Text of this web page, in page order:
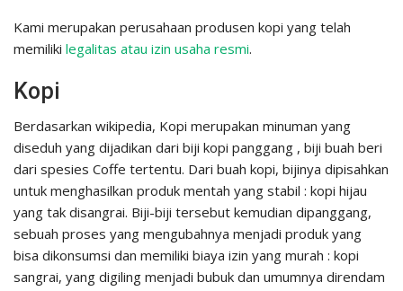
Kami merupakan perusahaan produsen kopi yang telah
memiliki legalitas atau izin usaha resmi.
Kopi
Berdasarkan wikipedia, Kopi merupakan minuman yang
diseduh yang dijadikan dari biji kopi panggang , biji buah beri
dari spesies Coffe tertentu. Dari buah kopi, bijinya dipisahkan
untuk menghasilkan produk mentah yang stabil : kopi hijau
yang tak disangrai. Biji-biji tersebut kemudian dipanggang,
sebuah proses yang mengubahnya menjadi produk yang
bisa dikonsumsi dan memiliki biaya izin yang murah : kopi
sangrai, yang digiling menjadi bubuk dan umumnya direndam